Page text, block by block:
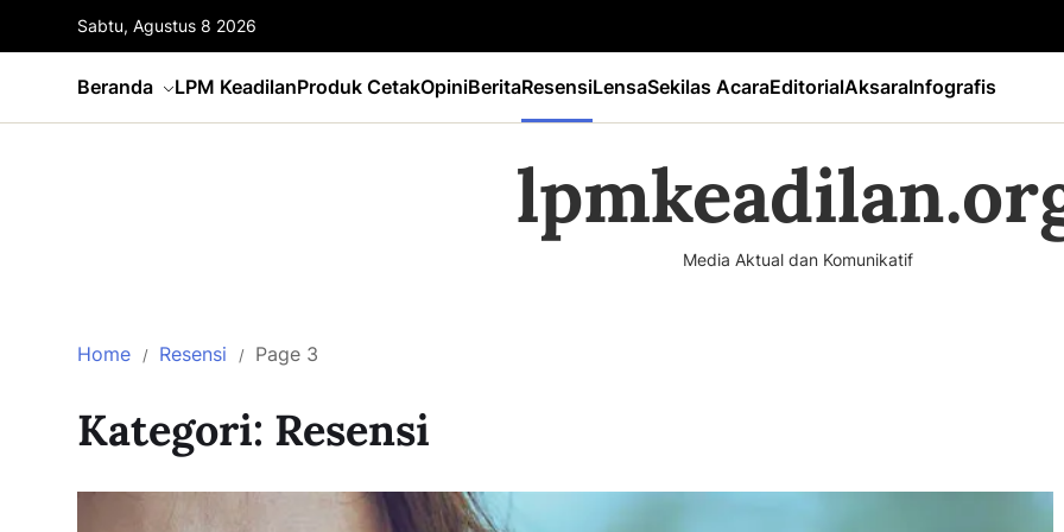
Sabtu, Agustus 8 2026
Beranda LPM KeadilanProduk CetakOpiniBeritaResensiLensaSekilas AcaraEditorialAksaraInfografis
Media Aktual dan Komunikatif
Home Resensi Page 3
Kategori: Resensi